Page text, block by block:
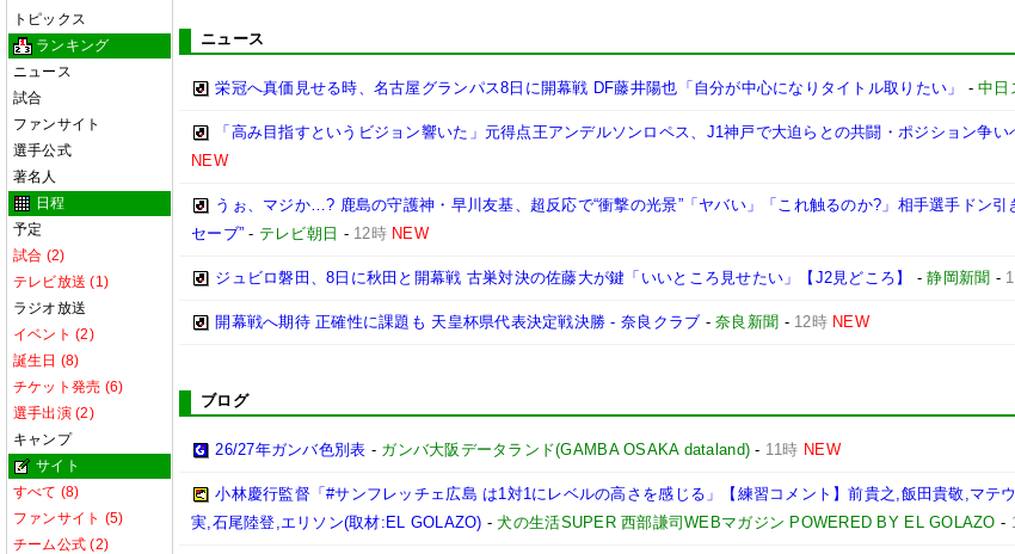
トピックス
ランキング
ニュース
試合
ファンサイト
選手公式
著名人
日程
予定
試合 (2)
テレビ放送 (1)
ラジオ放送
イベント (2)
誕生日 (8)
チケット発売 (6)
選手出演 (2)
キャンプ
サイト
すべて (8)
ファンサイト (5)
チーム公式 (2)
ニュース
栄冠へ真価見せる時、名古屋グランパス8日に開幕戦 DF藤井陽也「自分が中心になりタイトル取りたい」 -中日
「高み目指すというビジョン響いた」元得点王アンデルソンロペス、J1神戸で大迫らとの共闘・ポジション争い
NEW
うぉ、マジか…? 鹿島の守護神・早川友基、超反応で“衝撃の光景”「ヤバい」「これ触るのか?」相手選手ドン
セーブ” - テレビ朝日 - 12時 NEW
ジュビロ磐田、8日に秋田と開幕戦 古巣対決の佐藤大が鍵「いいところ見せたい」【J2見どころ】 -静岡新聞 -
開幕戦へ期待 正確性に課題も 天皇杯県代表決定戦決勝 - 奈良クラブ -奈良新聞 - 12時 NEW
ブログ
26/27年ガンバ色別表 - ガンバ大阪データランド(GAMBA OSAKA dataland) - 11時 NEW
小林慶行監督「#サンフレッチェ広島 は1対1にレベルの高さを感じる」【練習コメント】前貴之,飯田貴敬,マテ
実,石尾陸登,エリソン(取材:EL GOLAZO) -犬の生活SUPER 西部謙司WEBマガジン POWERED BY EL GOLAZO -